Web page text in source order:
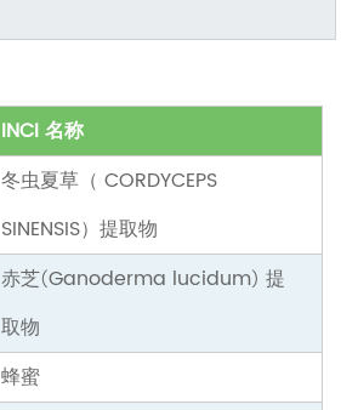
INCI 名称
冬虫夏草（ CORDYCEPS
SINENSIS）提取物
赤芝(Ganoderma lucidum) 提
取物
蜂蜜